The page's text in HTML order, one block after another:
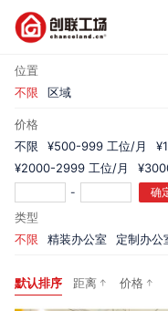
位置
不限
区域
价格
不限
¥500-999 工位/月
¥2000-2999 工位/月
- 确
类型
不限
精装办公室 定制办公
默认排序 距离 价格